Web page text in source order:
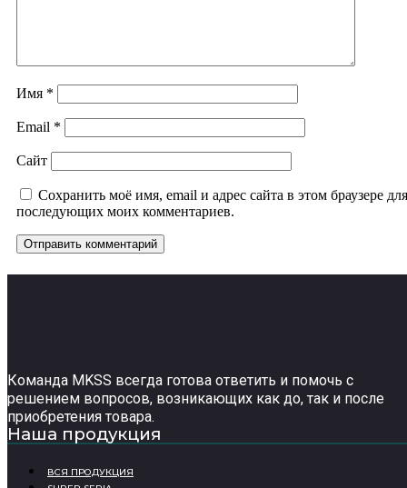
Имя *
Email *
Сайт
Сохранить моё имя, email и адрес сайта в этом браузере для
последующих моих комментариев.
Команда MKSS всегда готова ответить и помочь с
решением вопросов, возникающих как до, так и после
приобретения товара.
Наша продукция
ВСЯ ПРОДУКЦИЯ